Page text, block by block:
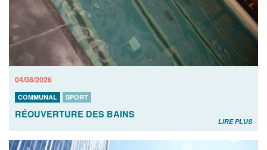
04/08/2026
COMMUNAL SPORT
RÉOUVERTURE DES BAINS
LIRE PLUS